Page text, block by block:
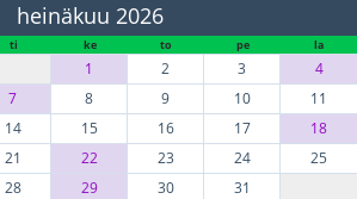
heinäkuu 2026
ti ke to pe la
1 2 3
4
7 8 9 10
11
14 15 16 17
18
21 22 23 24
25
28 29 30 31